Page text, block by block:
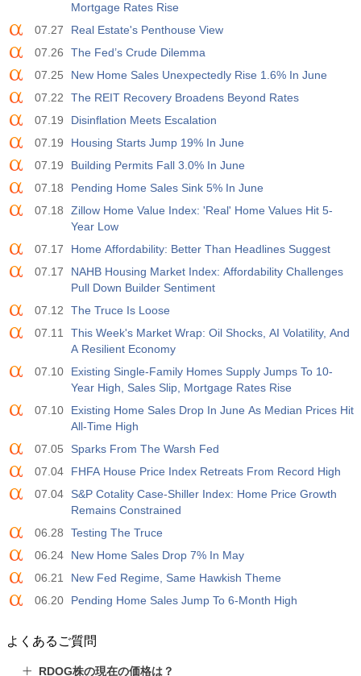
Mortgage Rates Rise
07.27
Real Estate's Penthouse View
07.26
The Fed’s Crude Dilemma
07.25
New Home Sales Unexpectedly Rise 1.6% In June
07.22
The REIT Recovery Broadens Beyond Rates
07.19
Disinflation Meets Escalation
07.19
Housing Starts Jump 19% In June
07.19
Building Permits Fall 3.0% In June
07.18
Pending Home Sales Sink 5% In June
07.18
Zillow Home Value Index: 'Real' Home Values Hit 5-
Year Low
07.17
Home Affordability: Better Than Headlines Suggest
07.17
NAHB Housing Market Index: Affordability Challenges
Pull Down Builder Sentiment
07.12
The Truce Is Loose
07.11
This Week's Market Wrap: Oil Shocks, AI Volatility, And
A Resilient Economy
07.10
Existing Single-Family Homes Supply Jumps To 10-
Year High, Sales Slip, Mortgage Rates Rise
07.10
Existing Home Sales Drop In June As Median Prices Hit
All-Time High
07.05
Sparks From The Warsh Fed
07.04
FHFA House Price Index Retreats From Record High
07.04
S&P Cotality Case-Shiller Index: Home Price Growth
Remains Constrained
06.28
Testing The Truce
06.24
New Home Sales Drop 7% In May
06.21
New Fed Regime, Same Hawkish Theme
06.20
Pending Home Sales Jump To 6-Month High
よくあるご質問
RDOG株の現在の価格は？